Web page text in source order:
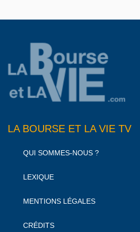
LA BOURSE ET LA VIE TV
QUI SOMMES-NOUS ?
LEXIQUE
MENTIONS LÉGALES
CRÉDITS